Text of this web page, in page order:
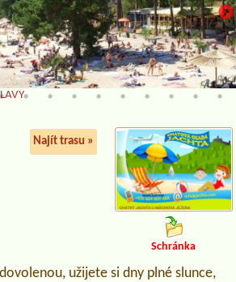
Najít trasu »
Schránka
užijete si dny plné slunce,